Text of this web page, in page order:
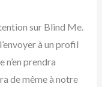
sur Blind Me.
à un profil
n’en prendra
de même à notre